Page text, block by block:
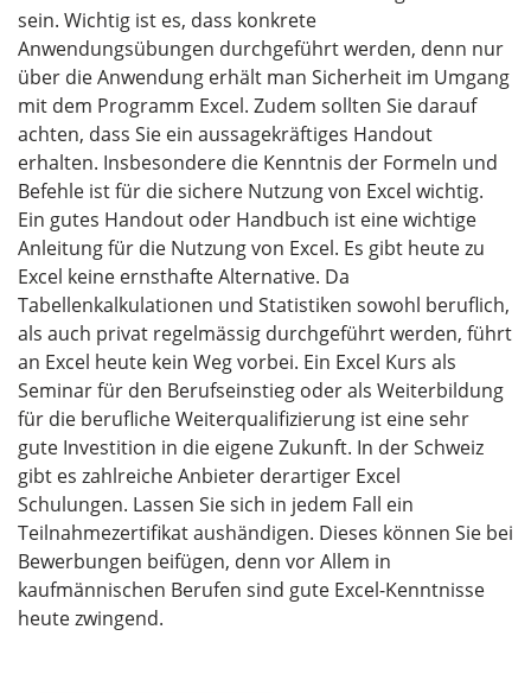
sein. Wichtig ist es, dass konkrete
Anwendungsübungen durchgeführt werden, denn nur
über die Anwendung erhält man Sicherheit im Umgang
mit dem Programm Excel. Zudem sollten Sie darauf
achten, dass Sie ein aussagekräftiges Handout
erhalten. Insbesondere die Kenntnis der Formeln und
Befehle ist für die sichere Nutzung von Excel wichtig.
Ein gutes Handout oder Handbuch ist eine wichtige
Anleitung für die Nutzung von Excel. Es gibt heute zu
Excel keine ernsthafte Alternative. Da
Tabellenkalkulationen und Statistiken sowohl beruflich,
als auch privat regelmässig durchgeführt werden, führt
an Excel heute kein Weg vorbei. Ein Excel Kurs als
Seminar für den Berufseinstieg oder als Weiterbildung
für die berufliche Weiterqualifizierung ist eine sehr
gute Investition in die eigene Zukunft. In der Schweiz
gibt es zahlreiche Anbieter derartiger Excel
Schulungen. Lassen Sie sich in jedem Fall ein
Teilnahmezertifikat aushändigen. Dieses können Sie bei
Bewerbungen beifügen, denn vor Allem in
kaufmännischen Berufen sind gute Excel-Kenntnisse
heute zwingend.